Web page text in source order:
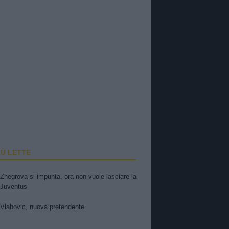
LETTE
Zhegrova si impunta, ora non vuole lasciare la
Juventus
Vlahovic, nuova pretendente